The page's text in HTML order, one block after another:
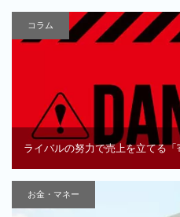
コラム
ライバルの努力で売上を立てる
お金・マネー